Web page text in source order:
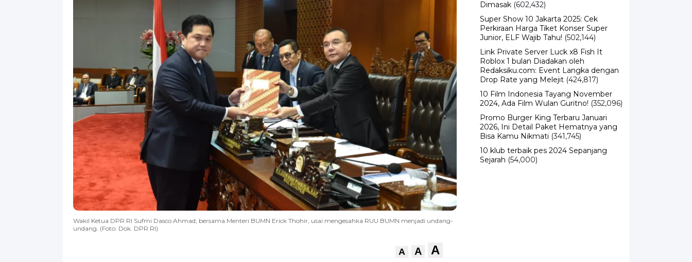
Wakil Ketua DPR RI Sufmi Dasco Ahmad, bersama Menteri BUMN Erick Thohir, usai mengesahka RUU BUMN menjadi undang-
undang. (Foto: Dok. DPR RI)
A A A
Dimasak (602,432)
Super Show 10 Jakarta 2025: Cek
Perkiraan Harga Tiket Konser Super
Junior, ELF Wajib Tahu! (502,144)
Link Private Server Luck x8 Fish It
Roblox 1 bulan Diadakan oleh
Redaksiku.com: Event Langka dengan
Drop Rate yang Melejit (424,817)
10 Film Indonesia Tayang November
2024, Ada Film Wulan Guritno! (352,096)
Promo Burger King Terbaru Januari
2026, Ini Detail Paket Hematnya yang
Bisa Kamu Nikmati (341,745)
10 klub terbaik pes 2024 Sepanjang
Sejarah (54,000)